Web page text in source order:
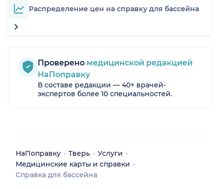
Распределение цен на справку для бассейна
Проверено медицинской редакцией
НаПоправку
В составе редакции — 40+ врачей-
экспертов более 10 специальностей.
НаПоправку Тверь
Услуги
Медицинские карты и справки
Справка для бассейна